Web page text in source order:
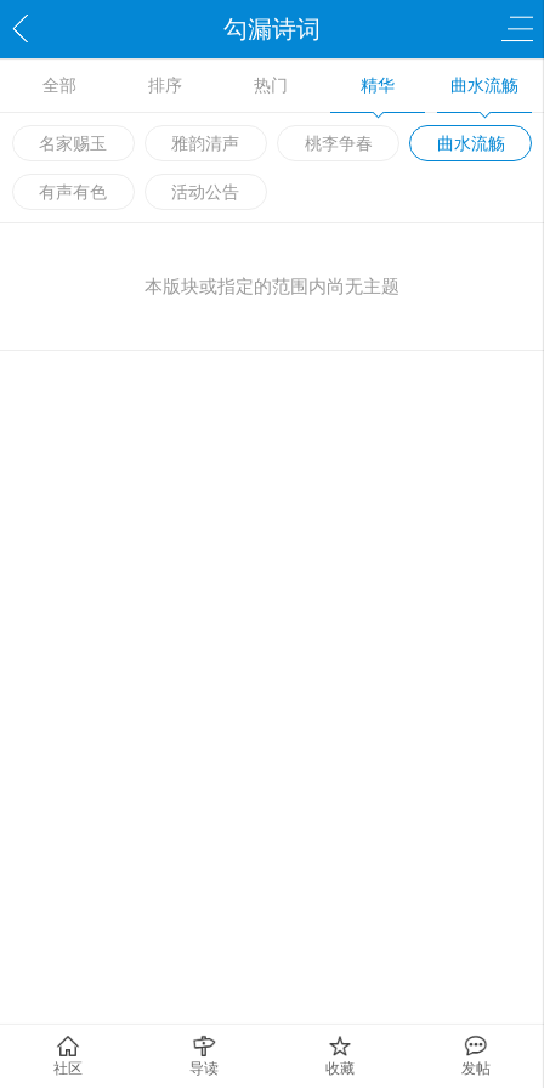
勾漏诗词
全部 排序 热门 精华 曲水流觞
名家赐玉 雅韵清声 桃李争春 曲水流觞
有声有色 活动公告
本版块或指定的范围内尚无主题
社区 导读 收藏 发帖